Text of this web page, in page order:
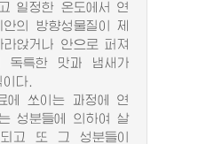
일정한 온도에서 연
의 방향성물질이 제
앉거나 안으로 퍼져
독특한 맛과 냄새가
다.
쏘이는 과정에 연
성분들에 의하여 살
고 또 그 성분들이